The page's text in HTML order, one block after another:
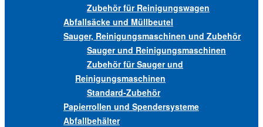
Zubehör für Reinigungswagen
Abfallsäcke und Müllbeutel
Sauger, Reinigungsmaschinen und Zubehör
Sauger und Reinigungsmaschinen
Zubehör für Sauger und
Reinigungsmaschinen
Standard-Zubehör
Papierrollen und Spendersysteme
Abfallbehälter